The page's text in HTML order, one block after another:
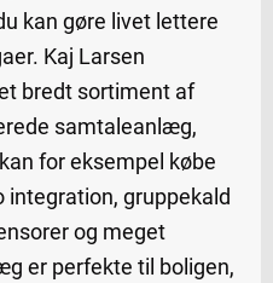
kan gøre livet lettere
Kaj Larsen
bredt sortiment af
samtaleanlæg,
for eksempel købe
gruppekald
og meget
er perfekte til boligen,